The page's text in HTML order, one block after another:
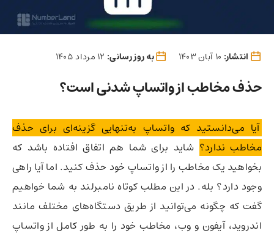
انتشار: به روز رسانی:
حذف مخاطب از واتساپ شدنی است؟
آیا می‌دانستید که واتساپ به‌تنهایی گزینه‌ای برای حذف
مخاطب ندارد؟ شاید برای شما هم اتفاق افتاده باشد که
بخواهید یک مخاطب را از واتساپ خود حذف کنید. اما آیا راهی
وجود دارد؟ بله. در این مطلب کوتاه نامبرلند به شما خواهیم
گفت که چگونه می‌توانید از طریق دستگاه‌های مختلف مانند
اندروید، آیفون و وب، مخاطب خود را به طور کامل از واتساپ